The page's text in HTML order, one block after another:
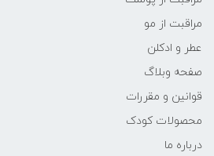
مراقبت از مو
عطر و ادکلن
صفحه وبلاگ
قوانین و مقررات
محصولات کودک
درباره ما